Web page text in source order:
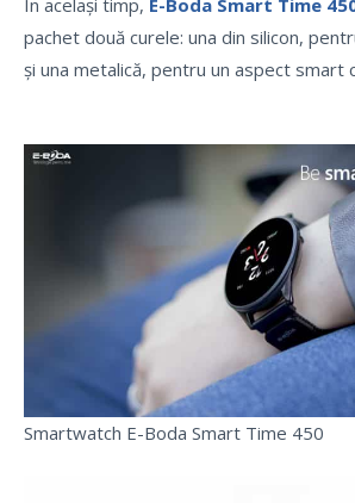
pachet două curele: una din silicon,
și una metalică, pentru un aspect smart
Smartwatch E-Boda Smart Time 450